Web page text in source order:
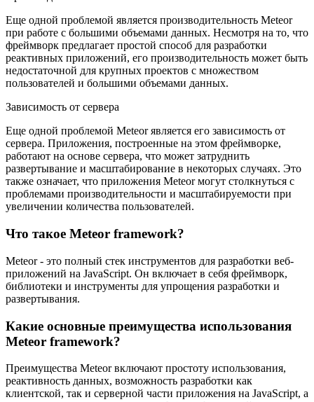
Еще одной проблемой является производительность Meteor
при работе с большими объемами данных. Несмотря на то, что
фреймворк предлагает простой способ для разработки
реактивных приложений, его производительность может быть
недостаточной для крупных проектов с множеством
пользователей и большими объемами данных.
Зависимость от сервера
Еще одной проблемой Meteor является его зависимость от
сервера. Приложения, построенные на этом фреймворке,
работают на основе сервера, что может затруднить
развертывание и масштабирование в некоторых случаях. Это
также означает, что приложения Meteor могут столкнуться с
проблемами производительности и масштабируемости при
увеличении количества пользователей.
Что такое Meteor framework?
Meteor - это полный стек инструментов для разработки веб-
приложений на JavaScript. Он включает в себя фреймворк,
библиотеки и инструменты для упрощения разработки и
развертывания.
Какие основные преимущества использования
Meteor framework?
Преимущества Meteor включают простоту использования,
реактивность данных, возможность разработки как
клиентской, так и серверной части приложения на JavaScript, а